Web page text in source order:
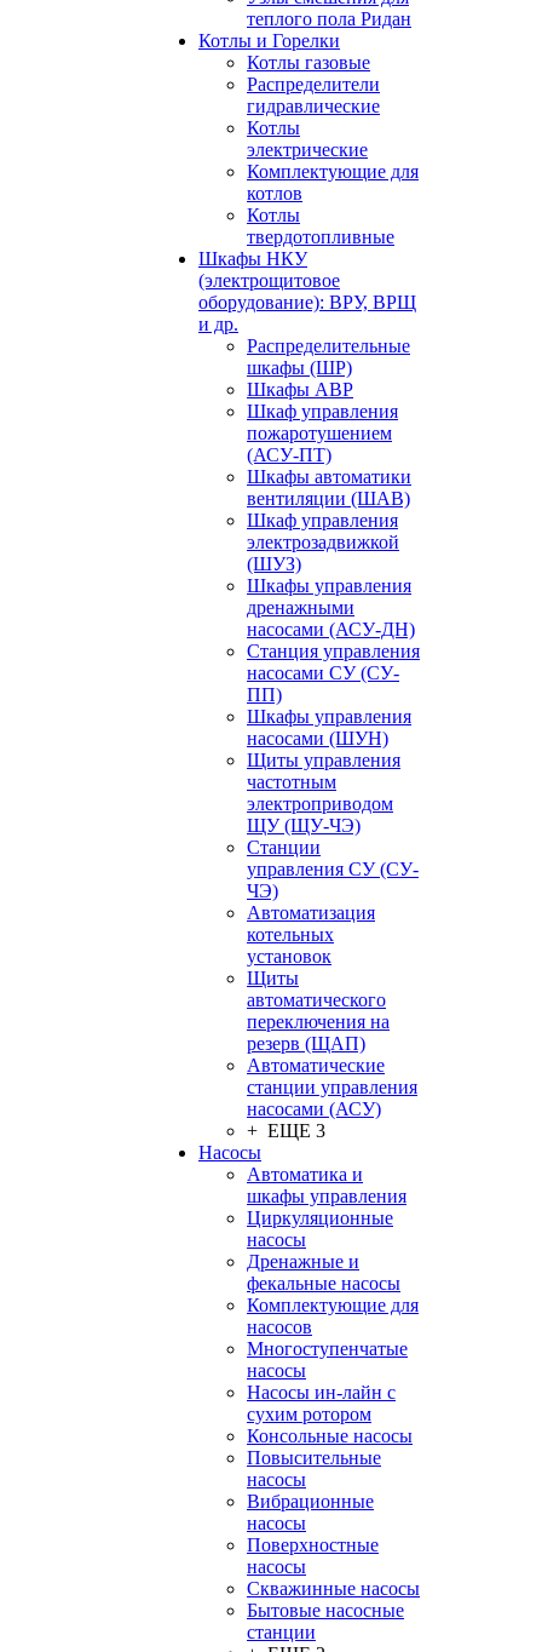
теплого пола Ридан
Котлы и Горелки
Котлы газовые
Распределители
гидравлические
Котлы
электрические
Комплектующие для
котлов
Котлы
твердотопливные
Шкафы НКУ
(электрощитовое
оборудование): ВРУ, ВРЩ
и др.
Распределительные
шкафы (ШР)
Шкафы АВР
Шкаф управления
пожаротушением
(АСУ-ПТ)
Шкафы автоматики
вентиляции (ШАВ)
Шкаф управления
электрозадвижкой
(ШУЗ)
Шкафы управления
дренажными
насосами (АСУ-ДН)
Станция управления
насосами СУ (СУ-
ПП)
Шкафы управления
насосами (ШУН)
Щиты управления
частотным
электроприводом
ЩУ (ЩУ-ЧЭ)
Станции
управления СУ (СУ-
ЧЭ)
Автоматизация
котельных
установок
Щиты
автоматического
переключения на
резерв (ЩАП)
Автоматические
станции управления
насосами (АСУ)
+ ЕЩЕ 3
Насосы
Автоматика и
шкафы управления
Циркуляционные
насосы
Дренажные и
фекальные насосы
Комплектующие для
насосов
Многоступенчатые
насосы
Насосы ин-лайн с
сухим ротором
Консольные насосы
Повысительные
насосы
Вибрационные
насосы
Поверхностные
насосы
Скважинные насосы
Бытовые насосные
станции